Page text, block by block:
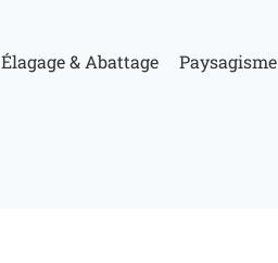
Élagage & Abattage Paysagisme